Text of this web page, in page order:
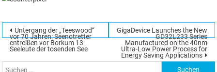
Beitragsnavigation
Untergang der „Teeswood“
vor 70 Jahren: Seenotretter
entreißen vor Borkum 13
Seeleute der tosenden See
GigaDevice Launches the New
GD32L233 Series
Manufactured on the 40nm
Ultra-Low Power Process for
Energy Saving Applications
Suchen
nach: